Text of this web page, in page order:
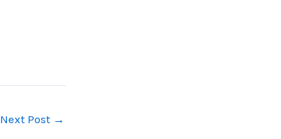
Next Post →